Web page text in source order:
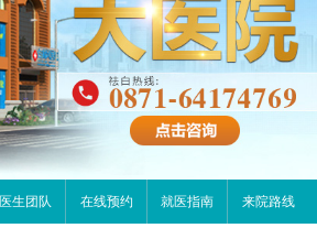
医生团队 在线预约 就医指南 来院路线